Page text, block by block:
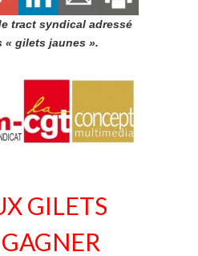
tract syndical adressé
« gilets jaunes ».
GILETS